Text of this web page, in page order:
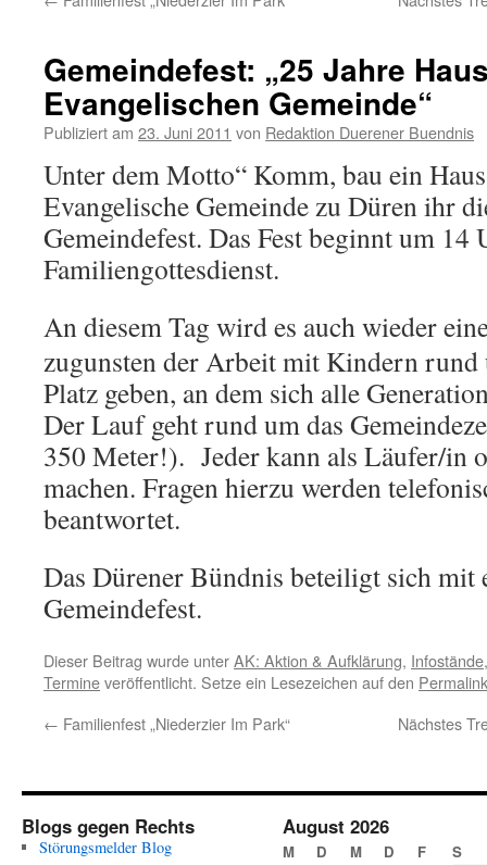
Gemeindefest: „25 Jahre
Evangelischen Gemeinde“
Publiziert am 23. Juni 2011 von Redaktion Duerener Buendnis
Unter dem Motto“ Komm, bau ein
Evangelische Gemeinde zu Düren ihr
Gemeindefest. Das Fest beginnt um 14
Familiengottesdienst.
An diesem Tag wird es auch wieder
zugunsten der Arbeit mit Kindern rund
Platz geben, an dem sich alle
Der Lauf geht rund um das
350 Meter!). Jeder kann als Läufer/in
machen. Fragen hierzu werden
beantwortet.
Das Dürener Bündnis beteiligt sich mit
Gemeindefest.
Dieser Beitrag wurde unterAK: Aktion & Aufklärung, Infostände
Termineveröffentlicht. Setze ein Lesezeichen auf den Permalink
← Familienfest „Niederzier Im Park“ Nächstes
Blogs gegen Rechts
Störungsmelder Blog
August 2026
M D M D F S